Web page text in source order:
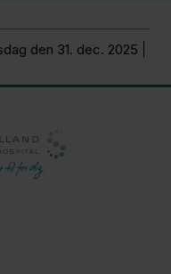
den 31. dec. 2025